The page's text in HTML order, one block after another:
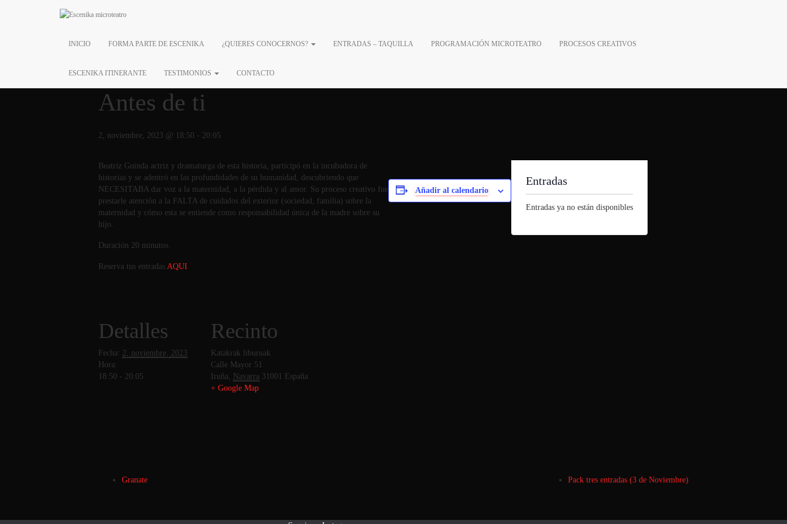
INICIO FORMA PARTE DE ESCENIKA ¿QUIERES CONOCERNOS? ENTRADAS – TAQUILLA PROGRAMACIÓN MICROTEATRO PROCESOS CREATIVOS
ESCENIKA ITINERANTE TESTIMONIOS CONTACTO
Antes de ti
2, noviembre, 2023 @ 18:50 - 20:05
Beatriz Guinda actriz y dramaturga de esta historia, participó en la incubadora de
historias y se adentró en las profundidades de su humanidad, descubriendo que
NECESITABA dar voz a la maternidad, a la pérdida y al amor. Su proceso creativo fue
prestarle atención a la FALTA de cuidados del exterior (sociedad, familia) sobre la
maternidad y cómo esta se entiende como responsabilidad única de la madre sobre su
hijo.
Duración 20 minutos.
Reserva tus entradas AQUI
Añadir al calendario
Detalles
Fecha: 2, noviembre, 2023
Hora:
18:50 - 20:05
Recinto
Katakrak liburuak
Calle Mayor 51
Iruña, Navarra 31001
España
+ Google Map
Entradas
Entradas ya no están disponibles
Granate Pack tres entradas (3 de Noviembre)